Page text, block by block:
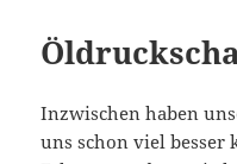
Inzwischen haben
uns schon viel besser